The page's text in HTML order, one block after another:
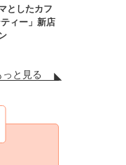
としたカフ
ィー」新店
っと見る